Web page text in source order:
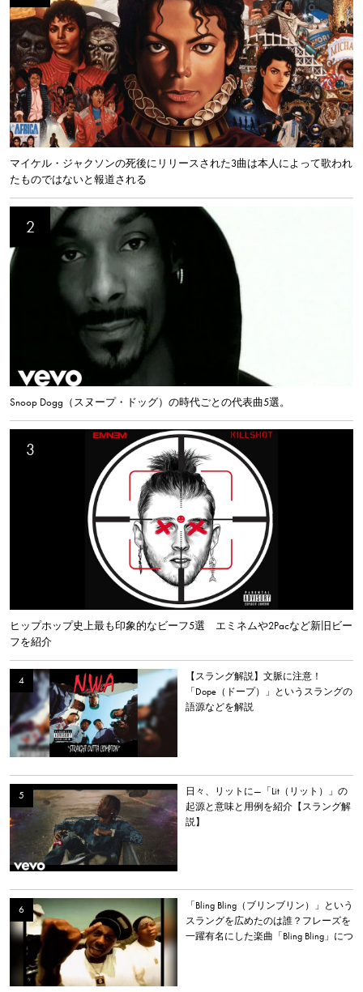
マイケル・ジャクソンの死後にリリースされた3曲は本人によって歌われ
たものではないと報道される
Snoop Dogg（スヌープ・ドッグ）の時代ごとの代表曲5選。
ヒップホップ史上最も印象的なビーフ5選 エミネムや2Pacなど新旧ビー
フを紹介
【スラング解説】文脈に注意！
「Dope（ドープ）」というスラングの
語源などを解説
日々、リットに—「Lit（リット）」の
起源と意味と用例を紹介【スラング解
説】
「Bling Bling（ブリンブリン）」という
スラングを広めたのは誰？フレーズを
一躍有名にした楽曲「Bling Bling」につ